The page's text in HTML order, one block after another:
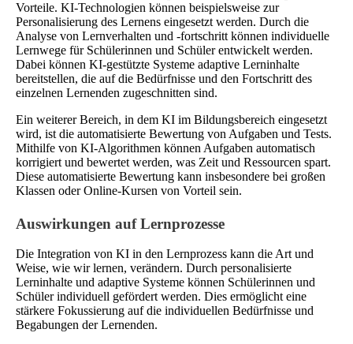
Vorteile. KI-Technologien können beispielsweise zur
Personalisierung des Lernens eingesetzt werden. Durch die
Analyse von Lernverhalten und -fortschritt können individuelle
Lernwege für Schülerinnen und Schüler entwickelt werden.
Dabei können KI-gestützte Systeme adaptive Lerninhalte
bereitstellen, die auf die Bedürfnisse und den Fortschritt des
einzelnen Lernenden zugeschnitten sind.
Ein weiterer Bereich, in dem KI im Bildungsbereich eingesetzt
wird, ist die automatisierte Bewertung von Aufgaben und Tests.
Mithilfe von KI-Algorithmen können Aufgaben automatisch
korrigiert und bewertet werden, was Zeit und Ressourcen spart.
Diese automatisierte Bewertung kann insbesondere bei großen
Klassen oder Online-Kursen von Vorteil sein.
Auswirkungen auf Lernprozesse
Die Integration von KI in den Lernprozess kann die Art und
Weise, wie wir lernen, verändern. Durch personalisierte
Lerninhalte und adaptive Systeme können Schülerinnen und
Schüler individuell gefördert werden. Dies ermöglicht eine
stärkere Fokussierung auf die individuellen Bedürfnisse und
Begabungen der Lernenden.